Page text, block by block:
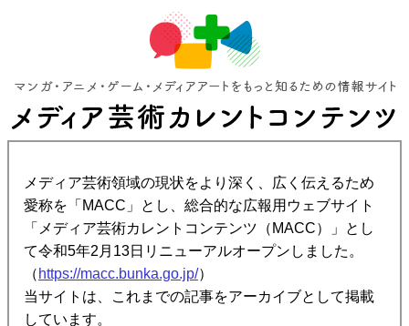
メディア芸術領域の現状をより深く、広く伝えるため
愛称を「MACC」とし、総合的な広報用ウェブサイト
「メディア芸術カレントコンテンツ（MACC）」とし
て令和5年2月13日リニューアルオープンしました。
（ https://macc.bunka.go.jp/）
当サイトは、これまでの記事をアーカイブとして掲載
しています。